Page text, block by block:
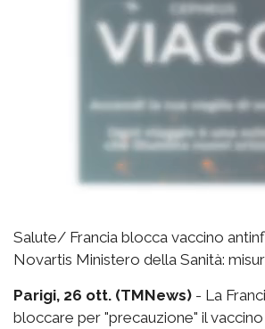
Salute/ Francia blocca vaccino
Novartis Ministero della Sanità:
Parigi, 26 ott. (TMNews) - La
bloccare per "precauzione" il